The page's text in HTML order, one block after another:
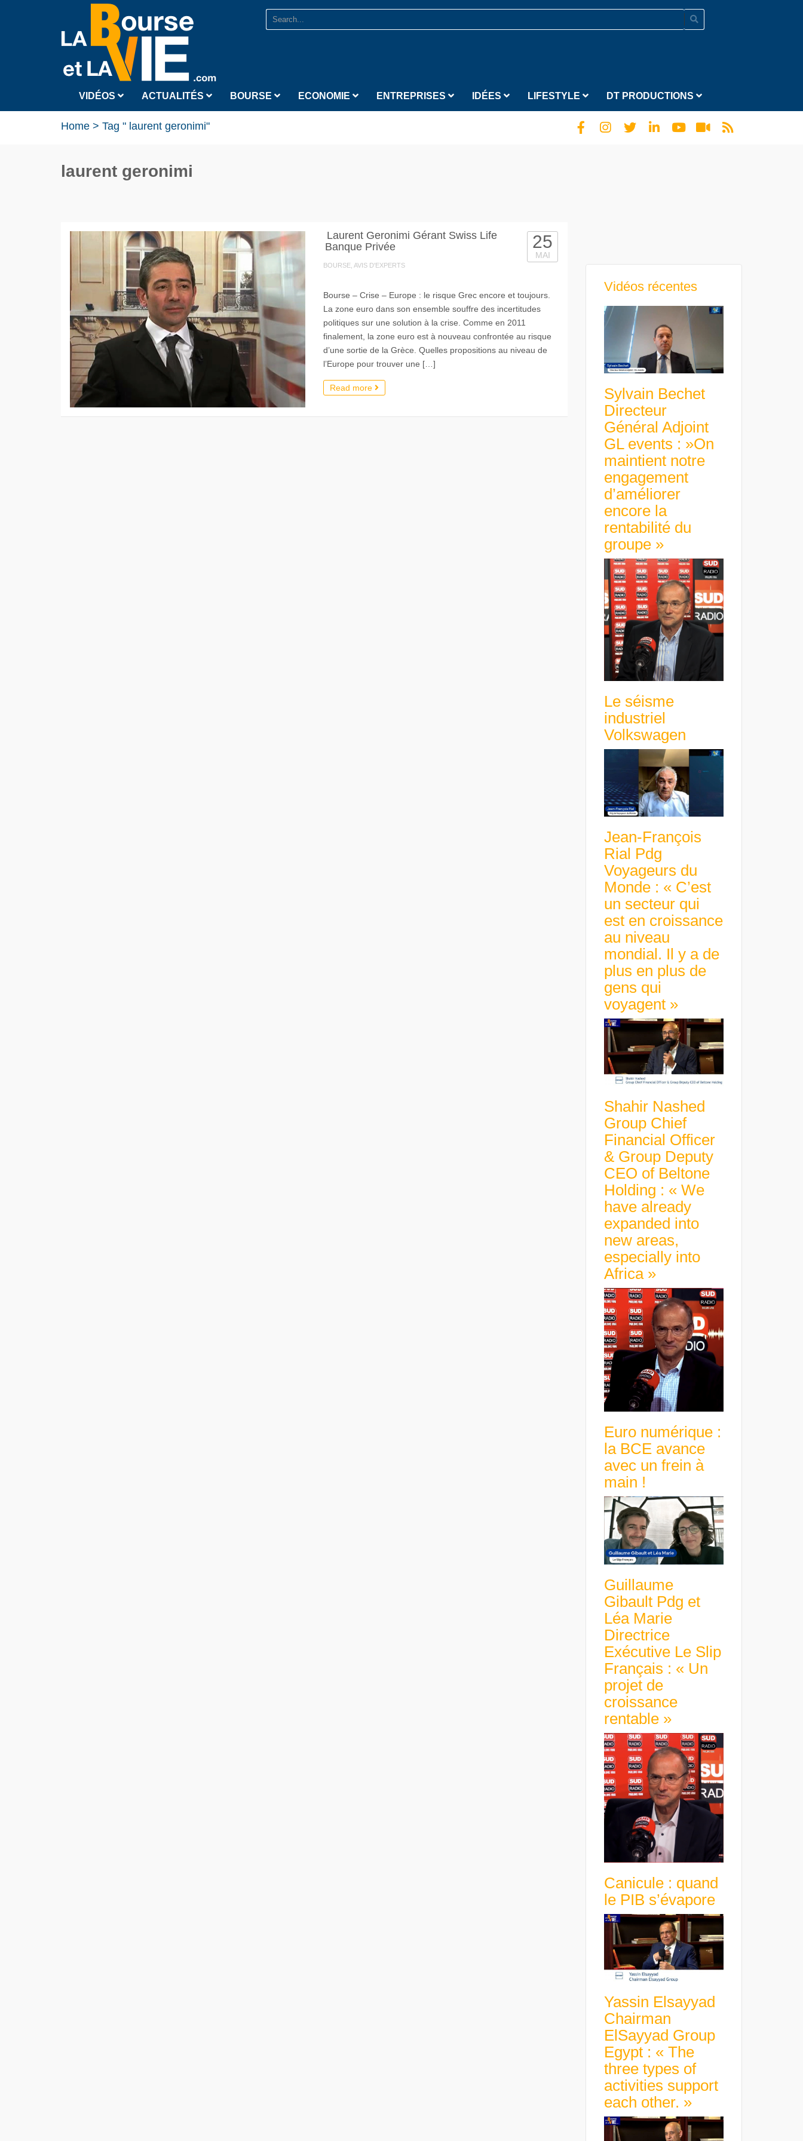
VIDÉOS ACTUALITÉS BOURSE ECONOMIE ENTREPRISES IDÉES LIFESTYLE DT PRODUCTIONS
Home > Tag " laurent geronimi"
laurent geronimi
Laurent Geronimi Gérant Swiss Life
Banque Privée
BOURSE, AVIS D'EXPERTS
25
MAI
Bourse – Crise – Europe : le risque Grec encore et toujours.
La zone euro dans son ensemble souffre des incertitudes
politiques sur une solution à la crise. Comme en 2011
finalement, la zone euro est à nouveau confrontée au risque
d’une sortie de la Grèce. Quelles propositions au niveau de
l’Europe pour trouver une […]
Read more
Vidéos récentes
Sylvain Bechet
Directeur
Général Adjoint
GL events : »On
maintient notre
engagement
d’améliorer
encore la
rentabilité du
groupe »
Le séisme
industriel
Volkswagen
Jean-François
Rial Pdg
Voyageurs du
Monde : « C’est
un secteur qui
est en croissance
au niveau
mondial. Il y a de
plus en plus de
gens qui
voyagent »
Shahir Nashed
Group Chief
Financial Officer
& Group Deputy
CEO of Beltone
Holding : « We
have already
expanded into
new areas,
especially into
Africa »
Euro numérique :
la BCE avance
avec un frein à
main !
Guillaume
Gibault Pdg et
Léa Marie
Directrice
Exécutive Le Slip
Français : « Un
projet de
croissance
rentable »
Canicule : quand
le PIB s’évapore
Yassin Elsayyad
Chairman
ElSayyad Group
Egypt : « The
three types of
activities support
each other. »